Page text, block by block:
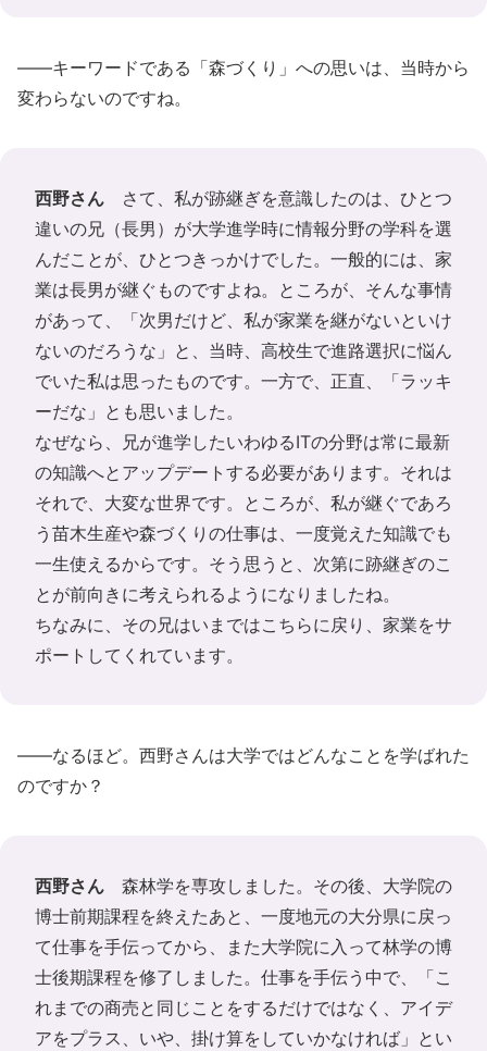
――キーワードである「森づくり」への思いは、当時から
変わらないのですね。
西野さん さて、私が跡継ぎを意識したのは、ひとつ
違いの兄（長男）が大学進学時に情報分野の学科を選
んだことが、ひとつきっかけでした。一般的には、家
業は長男が継ぐものですよね。ところが、そんな事情
があって、「次男だけど、私が家業を継がないといけ
ないのだろうな」と、当時、高校生で進路選択に悩ん
でいた私は思ったものです。一方で、正直、「ラッキ
ーだな」とも思いました。
なぜなら、兄が進学したいわゆるITの分野は常に最新
の知識へとアップデートする必要があります。それは
それで、大変な世界です。ところが、私が継ぐであろ
う苗木生産や森づくりの仕事は、一度覚えた知識でも
一生使えるからです。そう思うと、次第に跡継ぎのこ
とが前向きに考えられるようになりましたね。
ちなみに、その兄はいまではこちらに戻り、家業をサ
ポートしてくれています。
――なるほど。西野さんは大学ではどんなことを学ばれた
のですか？
西野さん 森林学を専攻しました。その後、大学院の
博士前期課程を終えたあと、一度地元の大分県に戻っ
て仕事を手伝ってから、また大学院に入って林学の博
士後期課程を修了しました。仕事を手伝う中で、「こ
れまでの商売と同じことをするだけではなく、アイデ
アをプラス、いや、掛け算をしていかなければ」とい